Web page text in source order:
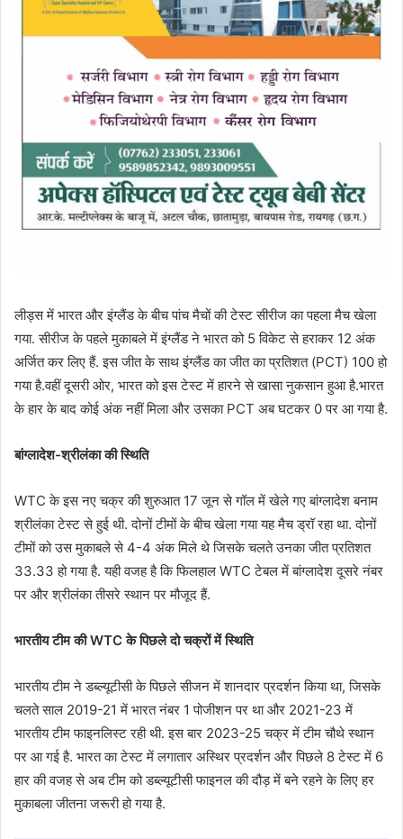
लीड्स में भारत और इंग्लैंड के बीच पांच मैचों की टेस्ट सीरीज का पहला मैच खेला
गया. सीरीज के पहले मुकाबले में इंग्लैंड ने भारत को 5 विकेट से हराकर 12 अंक
अर्जित कर लिए हैं. इस जीत के साथ इंग्लैंड का जीत का प्रतिशत (PCT) 100 हो
गया है.वहीं दूसरी ओर, भारत को इस टेस्ट में हारने से खासा नुकसान हुआ है.भारत
के हार के बाद कोई अंक नहीं मिला और उसका PCT अब घटकर 0 पर आ गया है.
बांग्लादेश-श्रीलंका की स्थिति
WTC के इस नए चक्र की शुरुआत 17 जून से गॉल में खेले गए बांग्लादेश बनाम
श्रीलंका टेस्ट से हुई थी. दोनों टीमों के बीच खेला गया यह मैच ड्रॉ रहा था. दोनों
टीमों को उस मुकाबले से 4-4 अंक मिले थे जिसके चलते उनका जीत प्रतिशत
33.33 हो गया है. यही वजह है कि फिलहाल WTC टेबल में बांग्लादेश दूसरे नंबर
पर और श्रीलंका तीसरे स्थान पर मौजूद हैं.
भारतीय टीम की WTC के पिछले दो चक्रों में स्थिति
भारतीय टीम ने डब्ल्यूटीसी के पिछले सीजन में शानदार प्रदर्शन किया था, जिसके
चलते साल 2019-21 में भारत नंबर 1 पोजीशन पर था और 2021-23 में
भारतीय टीम फाइनलिस्ट रही थी. इस बार 2023-25 चक्र में टीम चौथे स्थान
पर आ गई है. भारत का टेस्ट में लगातार अस्थिर प्रदर्शन और पिछले 8 टेस्ट में 6
हार की वजह से अब टीम को डब्ल्यूटीसी फाइनल की दौड़ में बने रहने के लिए हर
मुकाबला जीतना जरूरी हो गया है.